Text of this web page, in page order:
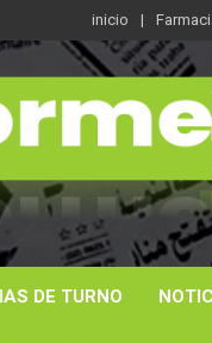
inicio
DE TURNO